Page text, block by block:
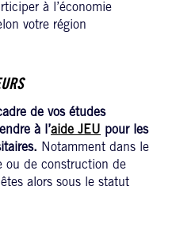
à l’économie
votre région
de vos études
à l’aide JEU pour les
Notamment dans le
ou de construction de
alors sous le statut